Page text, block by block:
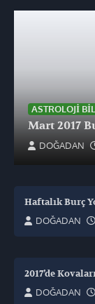
ASTROLOJI
Mart 2017
DOĞADAN
Haftalık Burç
DOĞADAN
2017’de
DOĞADAN